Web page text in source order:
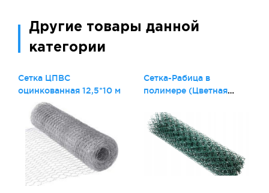
Другие товары данной
категории
Сетка ЦПВС
оцинкованная 12,5*10 м
Сетка-Рабица в
полимере (Цветная